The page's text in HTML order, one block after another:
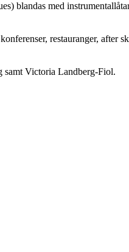
blandas med
restauranger, after
samt Victoria Landberg-Fiol.